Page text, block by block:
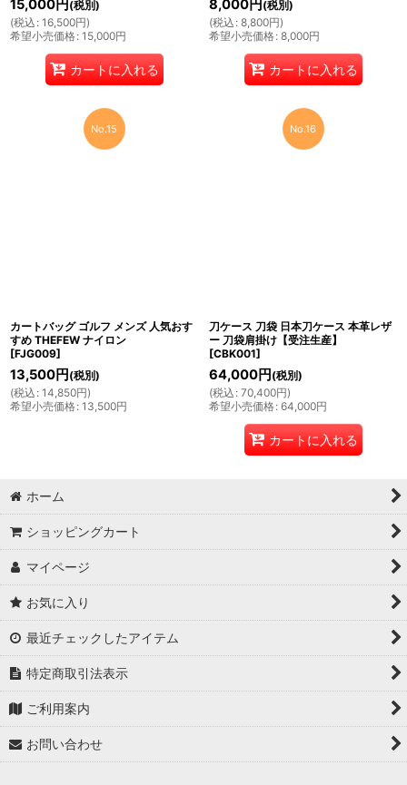
15,000円 (税別)
(税込 : 16,500円)
希望小売価格: 15,000円
カートに入れる
8,000円 (税別)
(税込 : 8,800円)
希望小売価格: 8,000円
カートに入れる
No.15
カートバッグ ゴルフ メンズ 人気おす
すめ THEFEW ナイロン
[FJG009]
13,500円 (税別)
(税込 : 14,850円)
希望小売価格: 13,500円
No.16
刀ケース 刀袋 日本刀ケース 本革レザ
ー 刀袋肩掛け【受注生産】
[CBK001]
64,000円 (税別)
(税込 : 70,400円)
希望小売価格: 64,000円
カートに入れる
ホーム
ショッピングカート
マイページ
お気に入り
最近チェックしたアイテム
特定商取引法表示
ご利用案内
お問い合わせ